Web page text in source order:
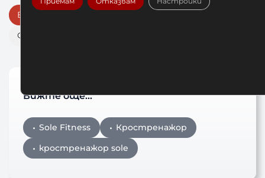
Всички Sole Fitness продукти
Фитнес оборудване
Вижте още…
Sole Fitness
Кростренажор
кростренажор sole